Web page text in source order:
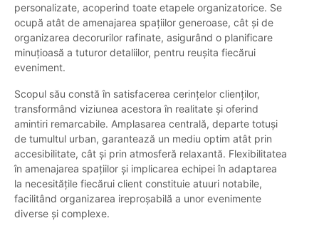
personalizate, acoperind toate etapele organizatorice. Se
ocupă atât de amenajarea spațiilor generoase, cât și de
organizarea decorurilor rafinate, asigurând o planificare
minuțioasă a tuturor detaliilor, pentru reușita fiecărui
eveniment.
Scopul său constă în satisfacerea cerințelor clienților,
transformând viziunea acestora în realitate și oferind
amintiri remarcabile. Amplasarea centrală, departe totuși
de tumultul urban, garantează un mediu optim atât prin
accesibilitate, cât și prin atmosferă relaxantă. Flexibilitatea
în amenajarea spațiilor și implicarea echipei în adaptarea
la necesitățile fiecărui client constituie atuuri notabile,
facilitând organizarea ireproșabilă a unor evenimente
diverse și complexe.